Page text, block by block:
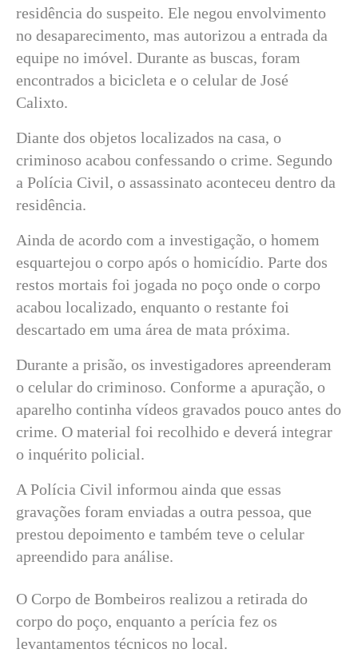
residência do suspeito. Ele negou envolvimento
no desaparecimento, mas autorizou a entrada da
equipe no imóvel. Durante as buscas, foram
encontrados a bicicleta e o celular de José
Calixto.
Diante dos objetos localizados na casa, o
criminoso acabou confessando o crime. Segundo
a Polícia Civil, o assassinato aconteceu dentro da
residência.
Ainda de acordo com a investigação, o homem
esquartejou o corpo após o homicídio. Parte dos
restos mortais foi jogada no poço onde o corpo
acabou localizado, enquanto o restante foi
descartado em uma área de mata próxima.
Durante a prisão, os investigadores apreenderam
o celular do criminoso. Conforme a apuração, o
aparelho continha vídeos gravados pouco antes do
crime. O material foi recolhido e deverá integrar
o inquérito policial.
A Polícia Civil informou ainda que essas
gravações foram enviadas a outra pessoa, que
prestou depoimento e também teve o celular
apreendido para análise.
O Corpo de Bombeiros realizou a retirada do
corpo do poço, enquanto a perícia fez os
levantamentos técnicos no local.